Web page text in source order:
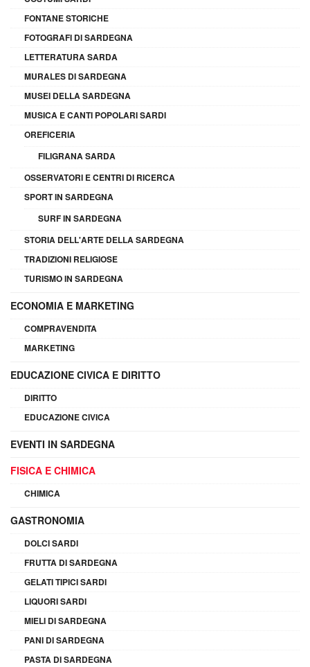
FONTANE STORICHE
FOTOGRAFI DI SARDEGNA
LETTERATURA SARDA
MURALES DI SARDEGNA
MUSEI DELLA SARDEGNA
MUSICA E CANTI POPOLARI SARDI
OREFICERIA
FILIGRANA SARDA
OSSERVATORI E CENTRI DI RICERCA
SPORT IN SARDEGNA
SURF IN SARDEGNA
STORIA DELL'ARTE DELLA SARDEGNA
TRADIZIONI RELIGIOSE
TURISMO IN SARDEGNA
ECONOMIA E MARKETING
COMPRAVENDITA
MARKETING
EDUCAZIONE CIVICA E DIRITTO
DIRITTO
EDUCAZIONE CIVICA
EVENTI IN SARDEGNA
FISICA E CHIMICA
CHIMICA
GASTRONOMIA
DOLCI SARDI
FRUTTA DI SARDEGNA
GELATI TIPICI SARDI
LIQUORI SARDI
MIELI DI SARDEGNA
PANI DI SARDEGNA
PASTA DI SARDEGNA